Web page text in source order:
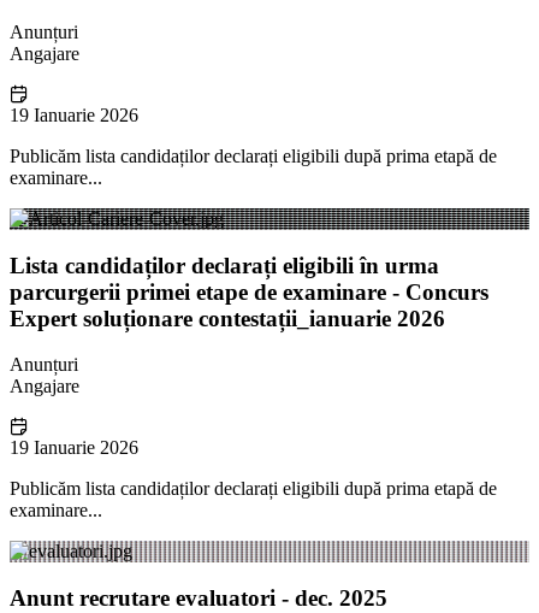
Anunțuri
Angajare
19 Ianuarie 2026
Publicăm lista candidaților declarați eligibili după prima etapă de
examinare...
Lista candidaților declarați eligibili în urma
parcurgerii primei etape de examinare - Concurs
Expert soluționare contestații_ianuarie 2026
Anunțuri
Angajare
19 Ianuarie 2026
Publicăm lista candidaților declarați eligibili după prima etapă de
examinare...
Anunt recrutare evaluatori - dec. 2025